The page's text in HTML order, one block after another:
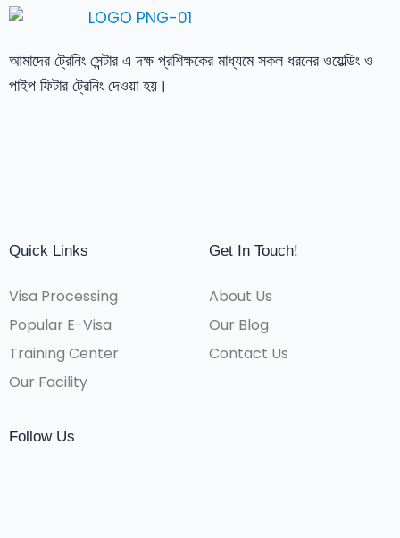
আমাদের ট্রেনিং সেন্টার এ দক্ষ প্রশিক্ষকের মাধ্যমে সকল ধরনের ওয়েল্ডিং ও
পাইপ ফিটার ট্রেনিং দেওয়া হয়।
Quick Links
Visa Processing
Popular E-Visa
Training Center
Our Facility
Get In Touch!
About Us
Our Blog
Contact Us
Follow Us